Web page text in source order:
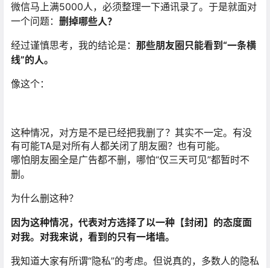
微信马上满5000人，必须整理一下通讯录了。于是就面对
一个问题： 删掉哪些人？
经过谨慎思考，我的结论是： 那些朋友圈只能看到“一条横
线”的人。
像这个：
这种情况，对方是不是已经把我删了？其实不一定。有没
有可能TA是对所有人都关闭了朋友圈？也有可能。
哪怕朋友圈全是广告都不删，哪怕“仅三天可见”都暂时不
删。
为什么删这种？
因为这种情况，代表对方选择了以一种【封闭】的态度面
对我。对我来说，看到的只有一堵墙。
我知道大家有所谓“隐私”的考虑。但说真的，多数人的隐私